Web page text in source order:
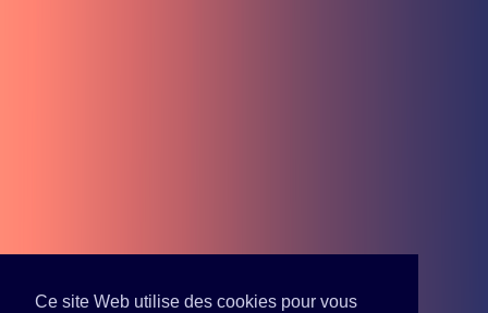
Ce site Web utilise des cookies pour vous